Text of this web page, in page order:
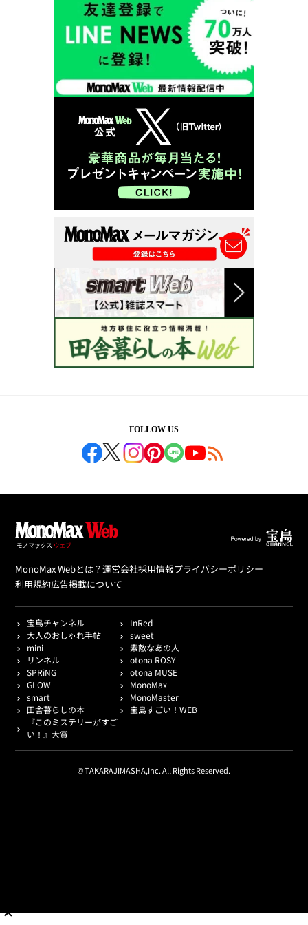
FOLLOW US
MonoMax Webとは？運営会社採用情報プライバシーポリシー
利用規約広告掲載について
宝島チャンネル
InRed
大人のおしゃれ手帖
sweet
mini
素敵なあの人
リンネル
otona ROSY
SPRiNG
otona MUSE
GLOW
MonoMax
smart
MonoMaster
田舎暮らしの本
宝島すごい！WEB
『このミステリーがすご
い！』大賞
© TAKARAJIMASHA,Inc. All Rights Reserved.